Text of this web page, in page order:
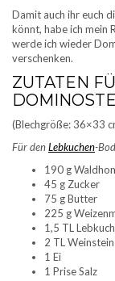
Damit auch ihr euch
könnt, habe ich mein
werde ich wieder
verschenken.
ZUTATEN
(Blechgröße: 36×33
Für denLebkuchen-
190 g
45 g Zucker
75 g Butter
225 g
1,5 TL
2 TL
1 Ei
1 Prise Salz